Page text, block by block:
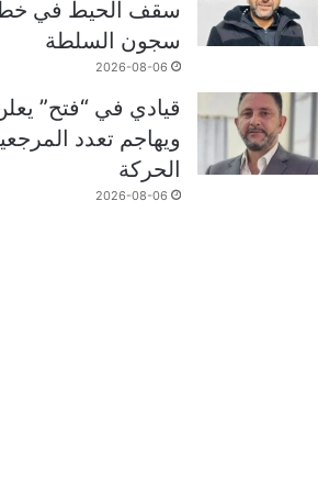
سقف الحيط في
سجون السلطة
2026-08-06
قيادي في “فتح”
ويهاجم تعدد
الحركة
2026-08-06